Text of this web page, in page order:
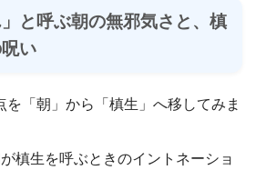
」と呼ぶ朝の無邪気さと、槙
い
を「朝」から「槙生」へ移してみま
槙生を呼ぶときのイントネーショ